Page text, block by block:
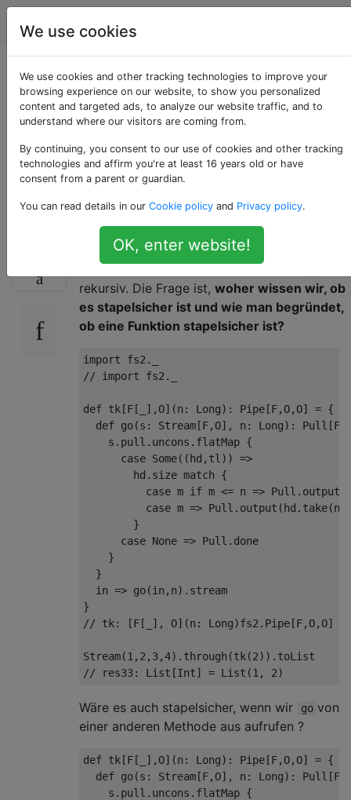
Programmierung
Wie kann man über
die Stapelsicherheit
in Scala Cats / fs2
nachdenken?
Hier ist ein Teil des Codes aus der
Dokumentation fürfs2. Die Funktion
rekursiv. Die Frage ist, woher wissen wir, ob
es stapelsicher ist und wie man begründet,
ob eine Funktion stapelsicher ist?
import fs2 .
// import fs2._
def tk[F[ ], O](n : Long): Pipe[F, O, O] = {
def go(s : Stream[F, O], n : Long): Pull [F
    s
. pull . uncons . flatMap {
case Some((hd , tl ))
=>
        hd
. size match
{
case m if m <= n => Pull . output
case m => Pull . output (hd . take(n
}
case None => Pull . done
}
}
  in
=> go(in , n).
}
// tk: [F[_], O](n: Long)fs2.Pipe[F,O,O]
Stream(1 , 2 , 3,4). through (tk(2)).
// res33: List[Int] = List(1, 2)
Wäre es auch stapelsicher, wenn wir go von
einer anderen Methode aus aufrufen ?
def tk[F[ ], O](n : Long): Pipe[F, O, O] = {
def go(s : Stream[F, O], n : Long): Pull [F
    s
. pull . uncons . flatMap {
We use cookies
We use cookies and other tracking technologies to improve your
browsing experience on our website, to show you personalized
content and targeted ads, to analyze our website traffic, and to
understand where our visitors are coming from.
By continuing, you consent to our use of cookies and other tracking
technologies and affirm you're at least 16 years old or have
consent from a parent or guardian.
You can read details in our Cookie policy and Privacy policy.
OK, enter website!